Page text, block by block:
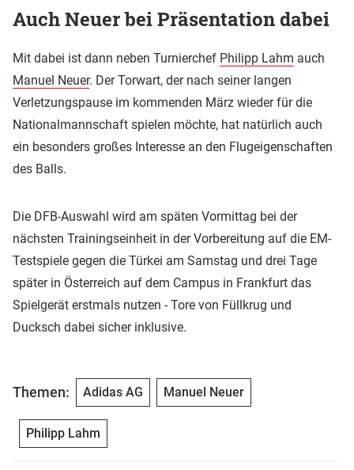
Auch Neuer bei Präsentation dabei
Mit dabei ist dann neben Turnierchef Philipp Lahm auch
Manuel Neuer. Der Torwart, der nach seiner langen
Verletzungspause im kommenden März wieder für die
Nationalmannschaft spielen möchte, hat natürlich auch
ein besonders großes Interesse an den Flugeigenschaften
des Balls.
Die DFB-Auswahl wird am späten Vormittag bei der
nächsten Trainingseinheit in der Vorbereitung auf die EM-
Testspiele gegen die Türkei am Samstag und drei Tage
später in Österreich auf dem Campus in Frankfurt das
Spielgerät erstmals nutzen - Tore von Füllkrug und
Ducksch dabei sicher inklusive.
Themen: Adidas AG Manuel Neuer
Philipp Lahm